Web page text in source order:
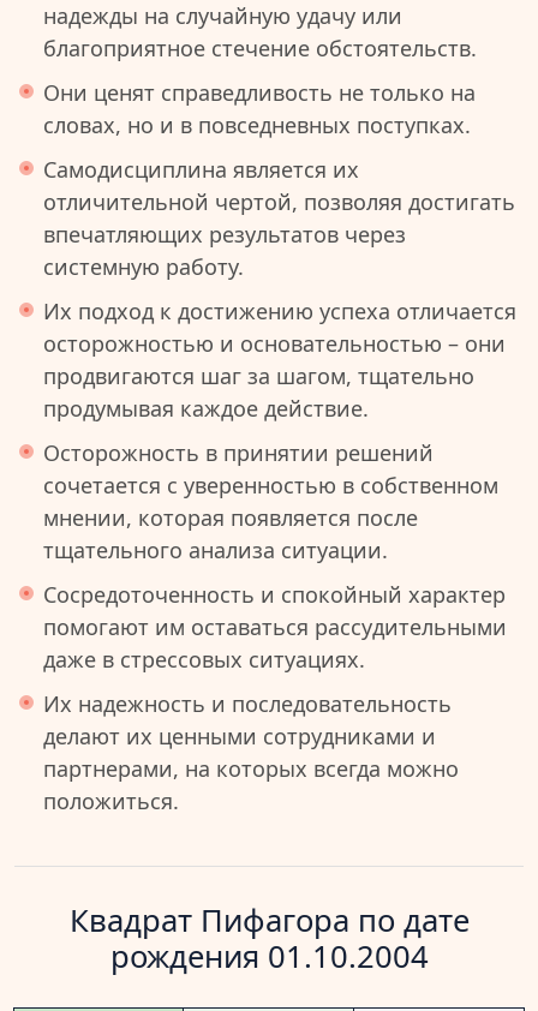
надежды на случайную удачу или
благоприятное стечение обстоятельств.
Они ценят справедливость не только на
словах, но и в повседневных поступках.
Самодисциплина является их
отличительной чертой, позволяя достигать
впечатляющих результатов через
системную работу.
Их подход к достижению успеха отличается
осторожностью и основательностью – они
продвигаются шаг за шагом, тщательно
продумывая каждое действие.
Осторожность в принятии решений
сочетается с уверенностью в собственном
мнении, которая появляется после
тщательного анализа ситуации.
Сосредоточенность и спокойный характер
помогают им оставаться рассудительными
даже в стрессовых ситуациях.
Их надежность и последовательность
делают их ценными сотрудниками и
партнерами, на которых всегда можно
положиться.
Квадрат Пифагора по дате
рождения 01.10.2004